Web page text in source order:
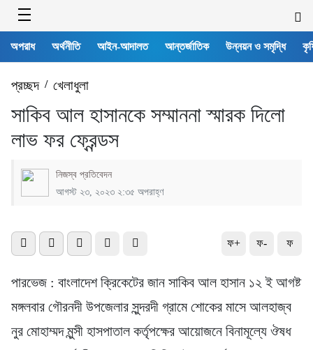
অপরাধ অর্থনীতি আইন-আদালত আন্তর্জাতিক উন্নয়ন ও সমৃদ্ধি
প্রচ্ছদ/ খেলাধুলা
সাকিব আল হাসানকে সম্মাননা স্মারক দিলো
লাভ ফর ফ্রেন্ডস
নিজস্ব প্রতিবেদন
আগস্ট ২৩, ২০২৩ ২:৩৫ অপরাহ্ণ
ফ+ ফ- ফ
পারভেজ : বাংলাদেশ ক্রিকেটের জান সাকিব আল হাসান ১২ ই আগষ্ট
মঙ্গলবার গৌরনদী উপজেলার সুন্দরদী গ্রামে শোকের মাসে আলহাজ্ব
নুর মোহাম্মদ মুন্সী হাসপাতাল কর্তৃপক্ষের আয়োজনে বিনামূল্যে ঔষধ